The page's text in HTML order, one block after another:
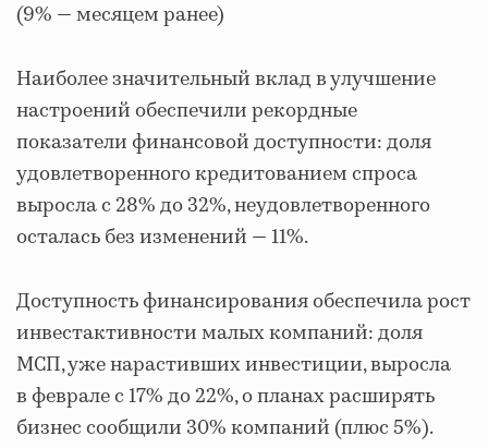
(9% — месяцем ранее)
Наиболее значительный вклад в улучшение
настроений обеспечили рекордные
показатели финансовой доступности: доля
удовлетворенного кредитованием спроса
выросла с 28% до 32%, неудовлетворенного
осталась без изменений — 11%.
Доступность финансирования обеспечила рост
инвестактивности малых компаний: доля
МСП, уже нарастивших инвестиции, выросла
в феврале с 17% до 22%, о планах расширять
бизнес сообщили 30% компаний (плюс 5%).